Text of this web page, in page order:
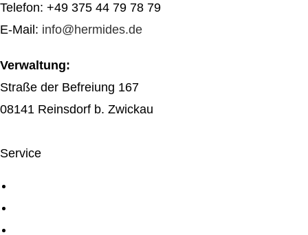
Telefon: +49 375 44 79 78 79
E-Mail: info@hermides.de
Verwaltung:
Straße der Befreiung 167
08141 Reinsdorf b. Zwickau
Service